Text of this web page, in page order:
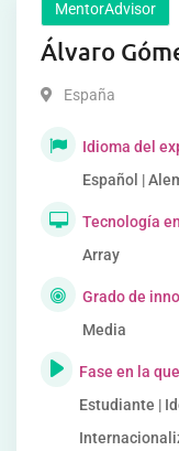
MentorAdvisor
Álvaro
España
Idioma del
Español |
Tecnología
Array
Grado de
Media
Fase en la
Estudiante |